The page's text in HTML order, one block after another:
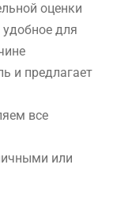
оценки
для
и предлагает
все
или